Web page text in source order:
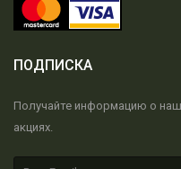
ПОДПИСКА
Получайте информацию о
акциях.